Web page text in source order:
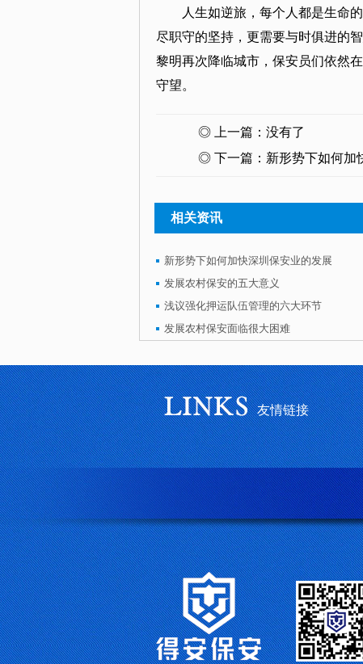
人生如逆旅，每个人都是生命
尽职守的坚持，更需要与时俱进的
黎明再次降临城市，保安员们依然
守望。
◎ 上一篇：没有了
◎ 下一篇： 新形势下如何加
相关资讯
新形势下如何加快深圳保安业的发展
发展农村保安的五大意义
浅议强化押运队伍管理的六大环节
发展农村保安面临很大困难
友情链接